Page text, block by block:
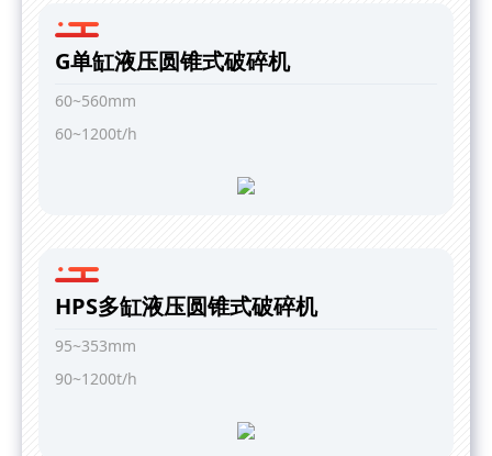
G单缸液压圆锥式破碎机
60~560mm
60~1200t/h
HPS多缸液压圆锥式破碎机
95~353mm
90~1200t/h